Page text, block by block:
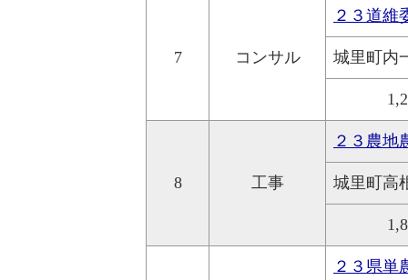
7 コンサル
２３道維
城里町内
8 工事
２３農
城里町高
２３県単